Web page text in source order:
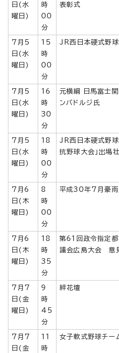
日(水
曜日)
時
00
分
表彰式
7月5
日(水
曜日)
15
時
00
分
JR西日本硬式野
7月5
日(水
曜日)
16
時
30
分
元横綱 日馬富士
ンバドルジ氏
7月5
日(水
曜日)
18
時
00
分
JR西日本硬式野
抗野球大会」出場
7月6
日(木
曜日)
8
時
00
分
平成30年7月豪雨
7月6
日(木
曜日)
18
時
35
分
第61回政令指定
議会広島大会 意
7月7
日(金
曜日)
9
時
45
分
絆花壇
7月7
日(金
11
時
女子軟式野球チー